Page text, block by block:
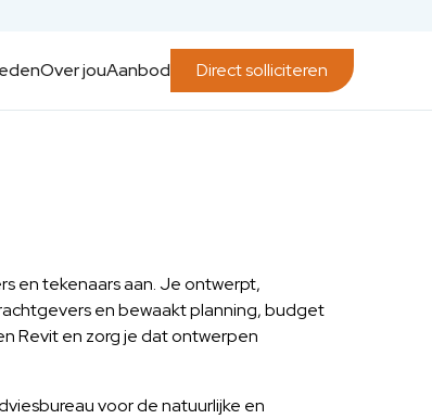
Over jouAanbod Direct solliciteren
en tekenaars aan. Je ontwerpt,
en bewaakt planning, budget
Revit en zorg je dat ontwerpen
voor de natuurlijke en